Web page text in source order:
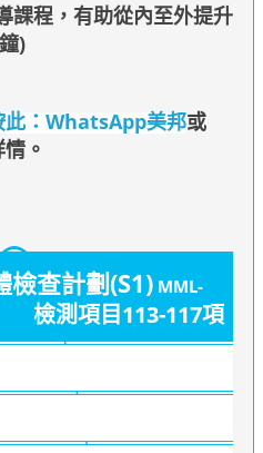
課程，有助從內至外提升
)
此：WhatsApp美邦或
。
檢查計劃(S1) MML-
檢測項目113-117項